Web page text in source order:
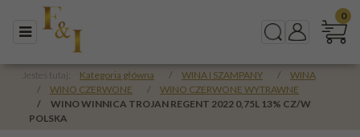
Menu SzukajPanel
0
Jesteś tutaj: Kategoria główna / WINA I SZAMPANY /
WINA
/
WINO CZERWONE /
WINO CZERWONE WYTRAWNE
/
WINO WINNICA TROJAN REGENT 2022 0,75L 13% CZ/W
POLSKA